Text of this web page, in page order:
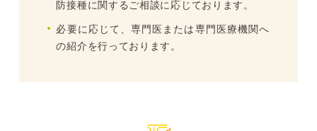
防接種に関するご相談に応じております。
必要に応じて、専門医または専門医療機関へ
の紹介を行っております。